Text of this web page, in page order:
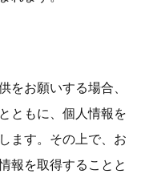
をお願いする場合、
ともに、個人情報を
ます。その上で、お
報を取得することと